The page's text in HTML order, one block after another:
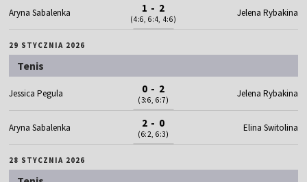
Aryna Sabalenka 1 - 2
(4:6, 6:4, 4:6)
Jelena Rybakina
29 STYCZNIA 2026
Tenis
Jessica Pegula 0 - 2
(3:6, 6:7)
Jelena Rybakina
Aryna Sabalenka 2 - 0
(6:2, 6:3)
Elina Switolina
28 STYCZNIA 2026